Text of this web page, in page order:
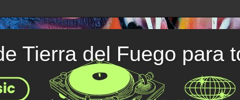
Tierra del Fuego para